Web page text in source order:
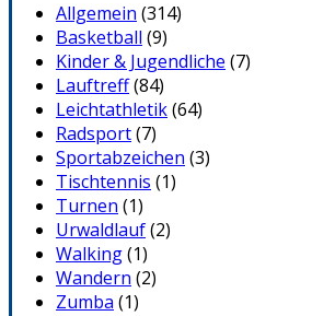
Allgemein (314)
Basketball (9)
Kinder & Jugendliche (7)
Lauftreff(84)
Leichtathletik(64)
Radsport(7)
Sportabzeichen (3)
Tischtennis (1)
Turnen (1)
Urwaldlauf(2)
Walking(1)
Wandern (2)
Zumba (1)